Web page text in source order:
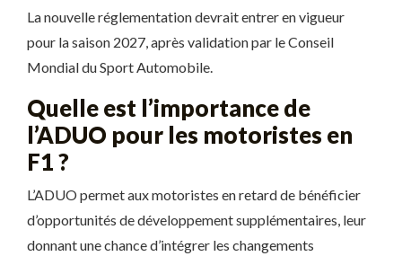
La nouvelle réglementation devrait entrer en vigueur
pour la saison 2027, après validation par le Conseil
Mondial du Sport Automobile.
Quelle est l’importance de
l’ADUO pour les motoristes en
F1 ?
L’ADUO permet aux motoristes en retard de bénéficier
d’opportunités de développement supplémentaires, leur
donnant une chance d’intégrer les changements